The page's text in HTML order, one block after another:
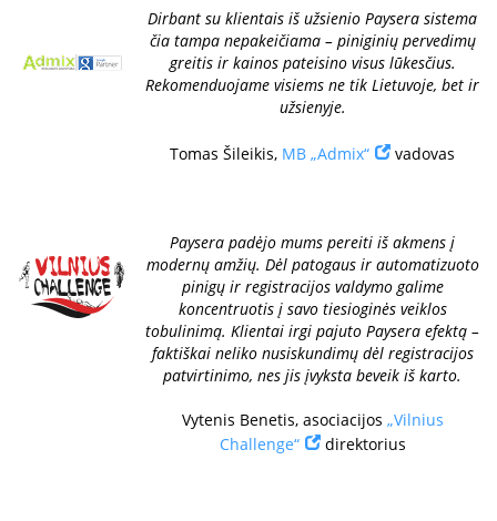
Dirbant su klientais iš užsienio Paysera sistema
čia tampa nepakeičiama – piniginių pervedimų
greitis ir kainos pateisino visus lūkesčius.
Rekomenduojame visiems ne tik Lietuvoje, bet ir
užsienyje.
Tomas Šileikis, MB „Admix“ vadovas
Paysera padėjo mums pereiti iš akmens į
modernų amžių. Dėl patogaus ir automatizuoto
pinigų ir registracijos valdymo galime
koncentruotis į savo tiesioginės veiklos
tobulinimą. Klientai irgi pajuto Paysera efektą –
faktiškai neliko nusiskundimų dėl registracijos
patvirtinimo, nes jis įvyksta beveik iš karto.
Vytenis Benetis, asociacijos „Vilnius
Challenge“
direktorius